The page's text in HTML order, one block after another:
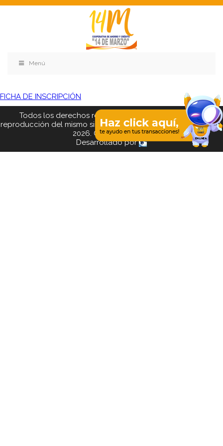
Menú
FICHA DE INSCRIPCIÓN
Todos los derechos reservados. Se prohibe el uso o
reproducción del mismo sin autorización. COAC 14 DE MARZO,
2026. Quito - Ecuador
Desarrollado por